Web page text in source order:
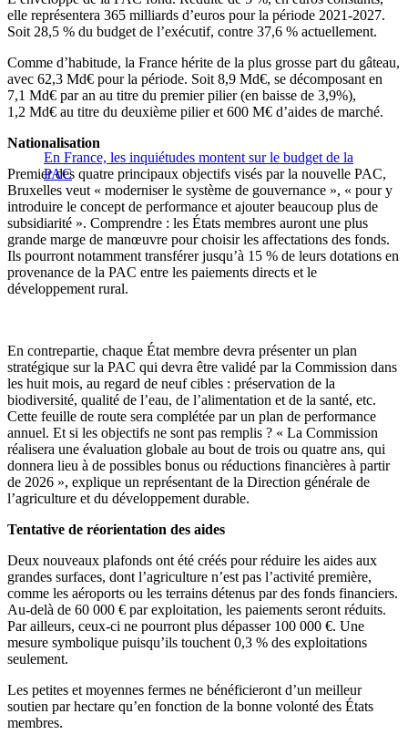
elle représentera 365 milliards d’euros pour la période 2021-2027.
Soit 28,5 % du budget de l’exécutif, contre 37,6 % actuellement.
Comme d’habitude, la France hérite de la plus grosse part du gâteau,
avec 62,3 Md€ pour la période. Soit 8,9 Md€, se décomposant en
7,1 Md€ par an au titre du premier pilier (en baisse de 3,9%),
1,2 Md€ au titre du deuxième pilier et 600 M€ d’aides de marché.
En France, les inquiétudes montent sur le budget de la
PAC
Nationalisation
Premier des quatre principaux objectifs visés par la nouvelle PAC,
Bruxelles veut « moderniser le système de gouvernance », « pour y
introduire le concept de performance et ajouter beaucoup plus de
subsidiarité ». Comprendre : les États membres auront une plus
grande marge de manœuvre pour choisir les affectations des fonds.
Ils pourront notamment transférer jusqu’à 15 % de leurs dotations en
provenance de la PAC entre les paiements directs et le
développement rural.
En contrepartie, chaque État membre devra présenter un plan
stratégique sur la PAC qui devra être validé par la Commission dans
les huit mois, au regard de neuf cibles : préservation de la
biodiversité, qualité de l’eau, de l’alimentation et de la santé, etc.
Cette feuille de route sera complétée par un plan de performance
annuel. Et si les objectifs ne sont pas remplis ? « La Commission
réalisera une évaluation globale au bout de trois ou quatre ans, qui
donnera lieu à de possibles bonus ou réductions financières à partir
de 2026 », explique un représentant de la Direction générale de
l’agriculture et du développement durable.
Tentative de réorientation des aides
Deux nouveaux plafonds ont été créés pour réduire les aides aux
grandes surfaces, dont l’agriculture n’est pas l’activité première,
comme les aéroports ou les terrains détenus par des fonds financiers.
Au-delà de 60 000 € par exploitation, les paiements seront réduits.
Par ailleurs, ceux-ci ne pourront plus dépasser 100 000 €. Une
mesure symbolique puisqu’ils touchent 0,3 % des exploitations
seulement.
Les petites et moyennes fermes ne bénéficieront d’un meilleur
soutien par hectare qu’en fonction de la bonne volonté des États
membres.